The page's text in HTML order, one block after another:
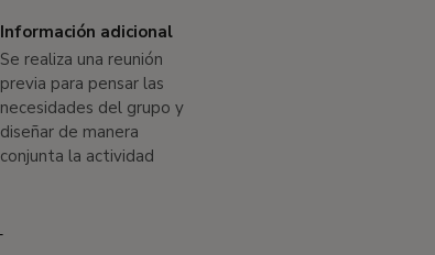
Información adicional
Se realiza una reunión
previa para pensar las
necesidades del grupo y
diseñar de manera
conjunta la actividad